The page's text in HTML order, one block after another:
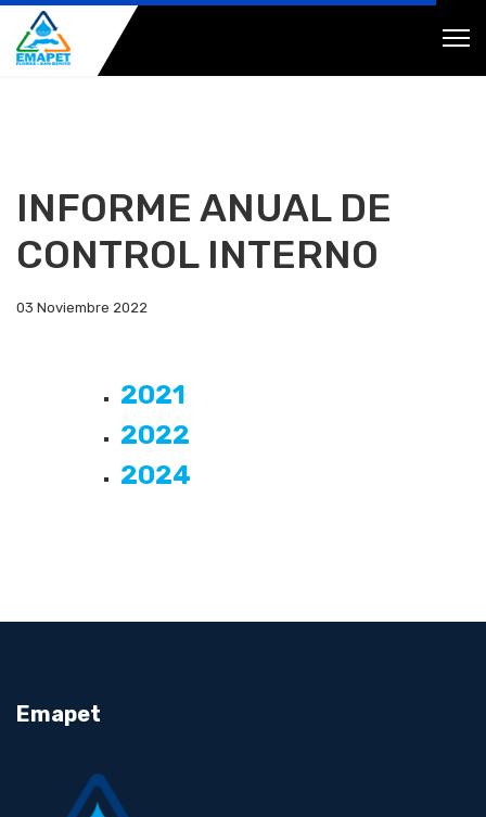
INFORME ANUAL DE
CONTROL INTERNO
03 Noviembre 2022
2021
2022
2024
Emapet